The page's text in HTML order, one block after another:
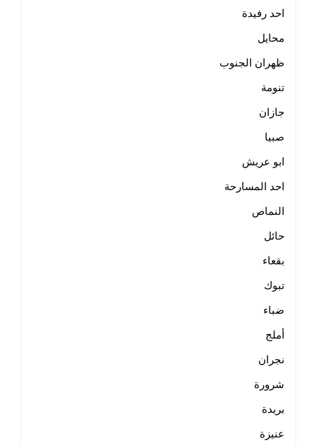
احد رفيدة
محايل
ظهران الجنوب
تنومة
جازان
صبيا
ابو عريش
احد المسارحة
النماص
حائل
بقعاء
تبوك
ضباء
أملج
نجران
شرورة
بريدة
عنيزة